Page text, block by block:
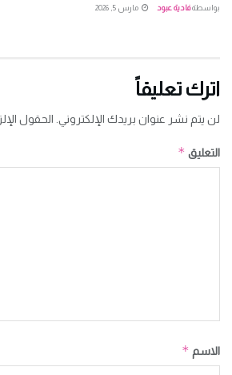
بواسطةفادية عبود مارس 5, 2026
اترك تعليقاً
لن يتم نشر عنوان بريدك الإلكتروني. الحقول
التعليق *
الاسم *